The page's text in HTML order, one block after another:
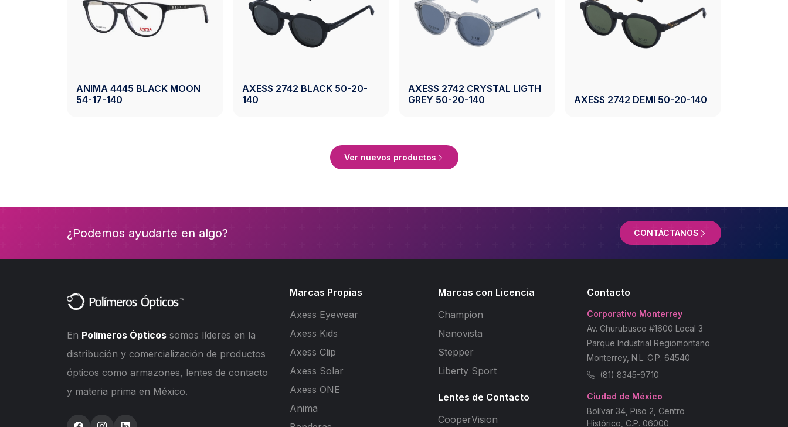
2742 DEMI 50-20-140
AXESS 2743 BLACK 50-19-
AXESS 2743 CRYSTAL
AXESS 2743 CRYSTAL GREY
140
Ver nuevos productos
¿Podemos ayudarte en algo? CONTÁCTANOS
En Polímeros Ópticos somos líderes en la
distribución y comercialización de productos
ópticos como armazones, lentes de contacto
y materia prima en México.
Marcas Propias
Axess Eyewear
Axess Kids
Axess Clip
Axess Solar
Axess ONE
Anima
Marcas con Licencia
Champion
Nanovista
Stepper
Liberty Sport
Lentes de Contacto
CooperVision
Contacto
Corporativo Monterrey
Av. Churubusco #1600 Local 3
Parque Industrial Regiomontano
Monterrey, N.L. C.P. 64540
(81) 8345-9710
Ciudad de México
Bolívar 34, Piso 2, Centro
Histórico, C.P. 06000